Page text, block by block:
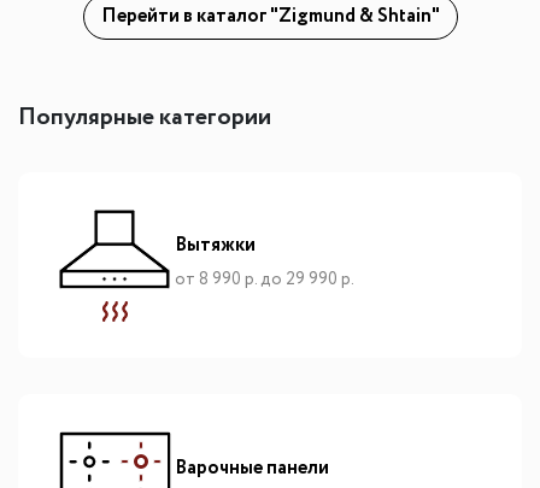
Перейти в каталог "Zigmund & Shtain"
Популярные категории
Вытяжки
от 8 990 р. до 29 990 р.
Варочные панели